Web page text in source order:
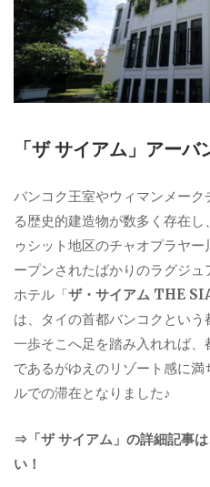
「ザ サイアム」アー
バンコク王室やウィマンメー
る歴史的建造物が数多く存在
ゥシット地区のチャオプラヤー
ープンされたばかりのラグジ
ホテル「ザ・サイアム THE
は、タイの首都バンコクという
一歩そこへ足を踏み入れれば
であるがゆえのリゾート感に
ルでの滞在となりました♪
⇒「ザ サイアム」の詳細記事
い！